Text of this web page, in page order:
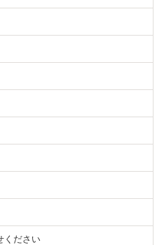
ください